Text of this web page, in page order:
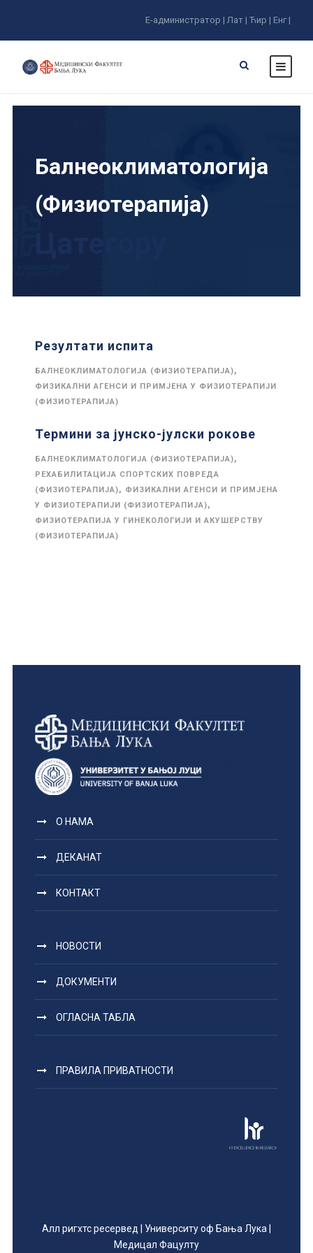
Е-администратор | Лат | Ћир | Енг |
Балнеоклиматологија
(Физиотерапија)
Резултати испита
БАЛНЕОКЛИМАТОЛОГИЈА (ФИЗИОТЕРАПИЈА),
ФИЗИКАЛНИ АГЕНСИ И ПРИМЈЕНА У ФИЗИОТЕРАПИЈИ
(ФИЗИОТЕРАПИЈА)
Термини за јунско-јулски рокове
БАЛНЕОКЛИМАТОЛОГИЈА (ФИЗИОТЕРАПИЈА),
РЕХАБИЛИТАЦИЈА СПОРТСКИХ ПОВРЕДА
(ФИЗИОТЕРАПИЈА), ФИЗИКАЛНИ АГЕНСИ И ПРИМЈЕНА
У ФИЗИОТЕРАПИЈИ (ФИЗИОТЕРАПИЈА),
ФИЗИОТЕРАПИЈА У ГИНЕКОЛОГИЈИ И АКУШЕРСТВУ
(ФИЗИОТЕРАПИЈА)
О НАМА
ДЕКАНАТ
КОНТАКТ
НОВОСТИ
ДОКУМЕНТИ
ОГЛАСНА ТАБЛА
ПРАВИЛА ПРИВАТНОСТИ
Алл ригхтс ресервед | Университy оф Бања Лука |
Медицал Фацултy